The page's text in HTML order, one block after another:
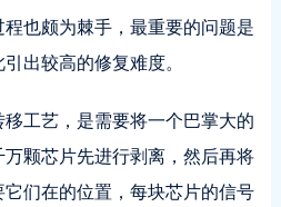
也颇为棘手，最重要的问题是
出较高的修复难度。
移工艺，是需要将一个巴掌大的
颗芯片先进行剥离，然后再将
们在的位置，每块芯片的信号